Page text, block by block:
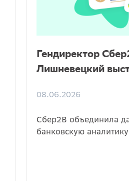
Гендиректор
Лишневецкий
08.06.2026
Сбер2B объединила
банковскую аналитику